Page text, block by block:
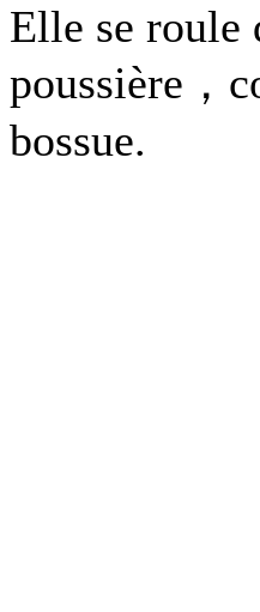
Elle se roule
poussière，
bossue.